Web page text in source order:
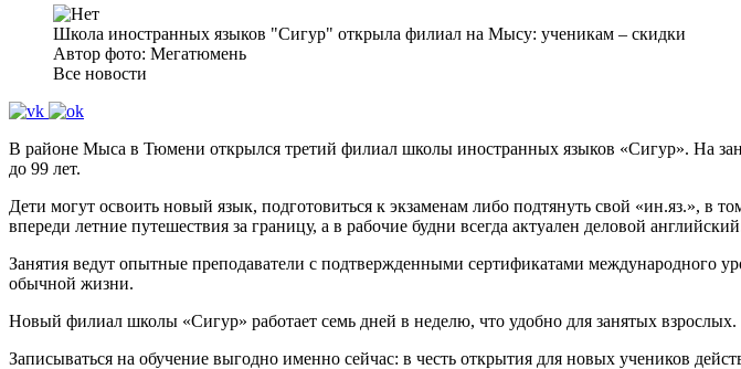
Школа иностранных языков "Сигур" открыла филиал на Мысу: ученикам – скидки
Автор фото: Мегатюмень
Все новости
В районе Мыса в Тюмени открылся третий филиал школы иностранных языков «Сигур». На
до 99 лет.
Дети могут освоить новый язык, подготовиться к экзаменам либо подтянуть свой «ин.яз.», в
впереди летние путешествия за границу, а в рабочие будни всегда актуален деловой
Занятия ведут опытные преподаватели с подтвержденными сертификатами международного
обычной жизни.
Новый филиал школы «Сигур» работает семь дней в неделю, что удобно для занятых взрослых.
Записываться на обучение выгодно именно сейчас: в честь открытия для новых учеников